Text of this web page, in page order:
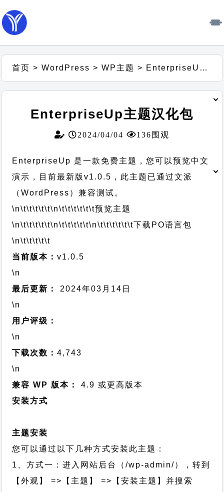
首页 >WordPress >WP主题 > EnterpriseUp主题汉化包
EnterpriseUp主题汉化包
2024/04/04 136围观
EnterpriseUp 是一款免费主题，您可以预览中文
演示，目前最新版v1.0.5，此主题已通过文派
（WordPress）兼容测试。
\n\t\t\t\t\t\n\t\t\t\t\t\t预览主题
\n\t\t\t\t\t\n\t\t\t\t\t\n\t\t\t\t\t\t下载PO语言包
\n\t\t\t\t\t
当前版本：v1.0.5
\n
最后更新：
2024年03月14日
\n
用户评级：
\n
下载次数：4,743
\n
兼容 WP 版本：
4.9 或更高版本
安装方式
主题安装
您可以通过以下几种方式安装此主题：
1、方式一：进入网站后台（/wp-admin/），转到
【外观】 =>【主题】 =>【安装主题】并搜索